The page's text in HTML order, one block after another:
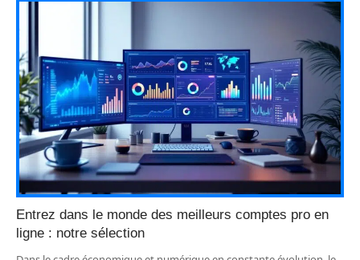
Entrez dans le monde des meilleurs comptes pro en
ligne : notre sélection